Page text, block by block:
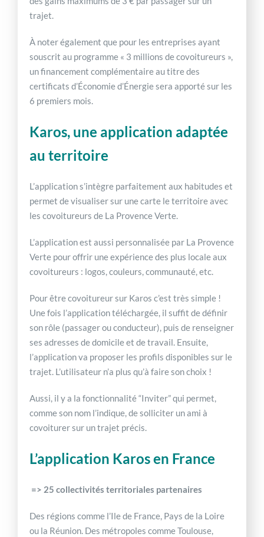
trajet.
À noter également que pour les entreprises ayant
souscrit au programme « 3 millions de covoitureurs »,
un financement complémentaire au titre des
certificats d’Économie d’Énergie sera apporté sur les
6 premiers mois.
Karos, une application adaptée
au territoire
L’application s’intègre parfaitement aux habitudes et
permet de visualiser sur une carte le territoire avec
les covoitureurs de La Provence Verte.
L’application est aussi personnalisée par La Provence
Verte pour offrir une expérience des plus locale aux
covoitureurs : logos, couleurs, communauté, etc.
Pour être covoitureur sur Karos c’est très simple !
Une fois l’application téléchargée, il suffit de définir
son rôle (passager ou conducteur), puis de renseigner
ses adresses de domicile et de travail. Ensuite,
l’application va proposer les profils disponibles sur le
trajet. L’utilisateur n’a plus qu’à faire son choix !
Aussi, il y a la fonctionnalité “Inviter” qui permet,
comme son nom l’indique, de solliciter un ami à
covoiturer sur un trajet précis.
L’application Karos en France
=> 25 collectivités territoriales partenaires
Des régions comme l’Ile de France, Pays de la Loire
ou la Réunion. Des métropoles comme Toulouse,